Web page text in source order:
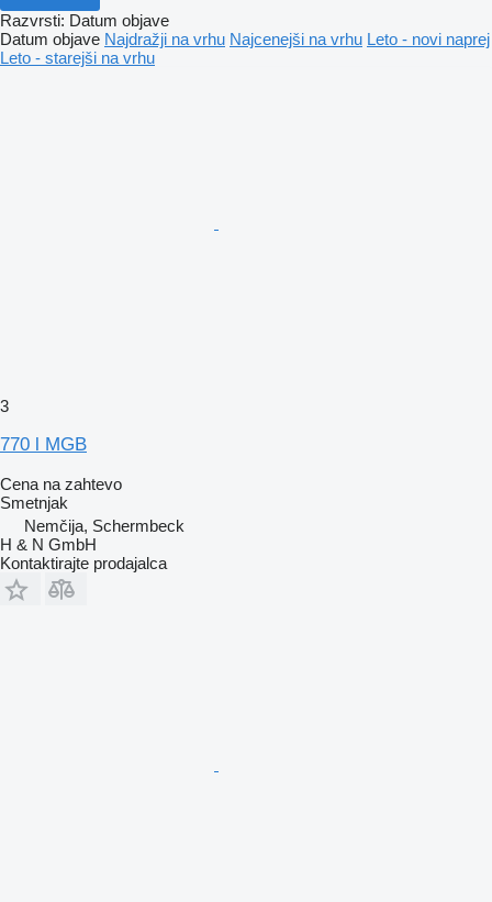
Razvrsti: Datum objave
Datum objave Najdražji na vrhu Najcenejši na vrhu Leto - novi naprej
Leto - starejši na vrhu
3
770 l MGB
Cena na zahtevo
Smetnjak
Nemčija, Schermbeck
H & N GmbH
Kontaktirajte prodajalca